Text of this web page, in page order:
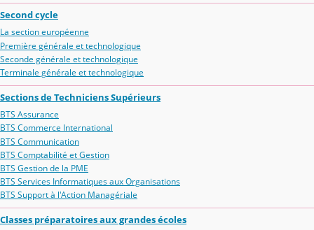
Second cycle
La section européenne
Première générale et technologique
Seconde générale et technologique
Terminale générale et technologique
Sections de Techniciens Supérieurs
BTS Assurance
BTS Commerce International
BTS Communication
BTS Comptabilité et Gestion
BTS Gestion de la PME
BTS Services Informatiques aux Organisations
BTS Support à l'Action Managériale
Classes préparatoires aux grandes écoles